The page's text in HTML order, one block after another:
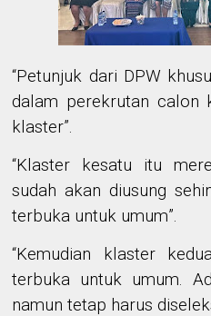
“Petunjuk dari DPW
dalam perekrutan calon
klaster”.
“Klaster kesatu itu
sudah akan diusung
terbuka untuk umum”.
“Kemudian klaster
terbuka untuk umum.
namun tetap harus